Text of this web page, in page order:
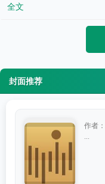
全文
封面推荐
作者：